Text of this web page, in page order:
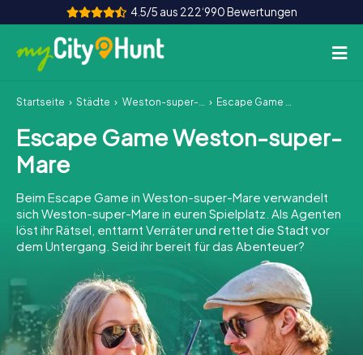
4.5/5 aus 222‘990 Bewertungen
So funktioniert's
Städte
Teamevent
Tickets
INT AT CH
DE
ES
FR UK
IE
IT
NL
Startseite Städte Weston-super-Mare Escape Game Weston-super-Mare
Escape Game Weston-super-
Mare
Beim Escape Game in Weston-super-Mare verwandelt
sich Weston-super-Mare in euren Spielplatz. Als Agenten
löst ihr Rätsel, enttarnt Verräter und rettet die Stadt vor
dem Untergang. Seid ihr bereit für das Abenteuer?